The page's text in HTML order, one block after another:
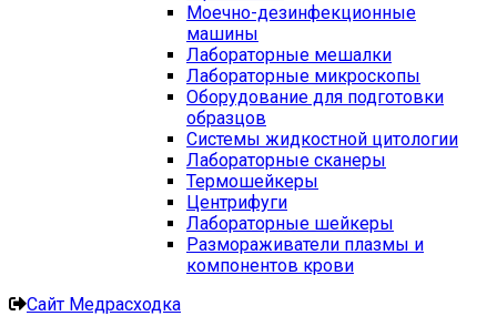
Моечно-дезинфекционные
машины
Лабораторные мешалки
Лабораторные микроскопы
Оборудование для подготовки
образцов
Системы жидкостной цитологии
Лабораторные сканеры
Термошейкеры
Центрифуги
Лабораторные шейкеры
Размораживатели плазмы и
компонентов крови
Сайт Медрасходка